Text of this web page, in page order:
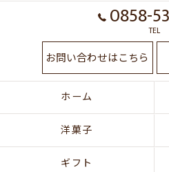
0858-TEL
お問い合わせはこちら
ホーム
洋菓子
ギフト